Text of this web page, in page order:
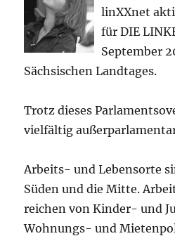
linXXnet
für DIE
September
Sächsischen Landtages.
Trotz dieses
vielfältig
Arbeits- und Lebensorte
Süden und die Mitte.
reichen von Kinder- und
Wohnungs- und